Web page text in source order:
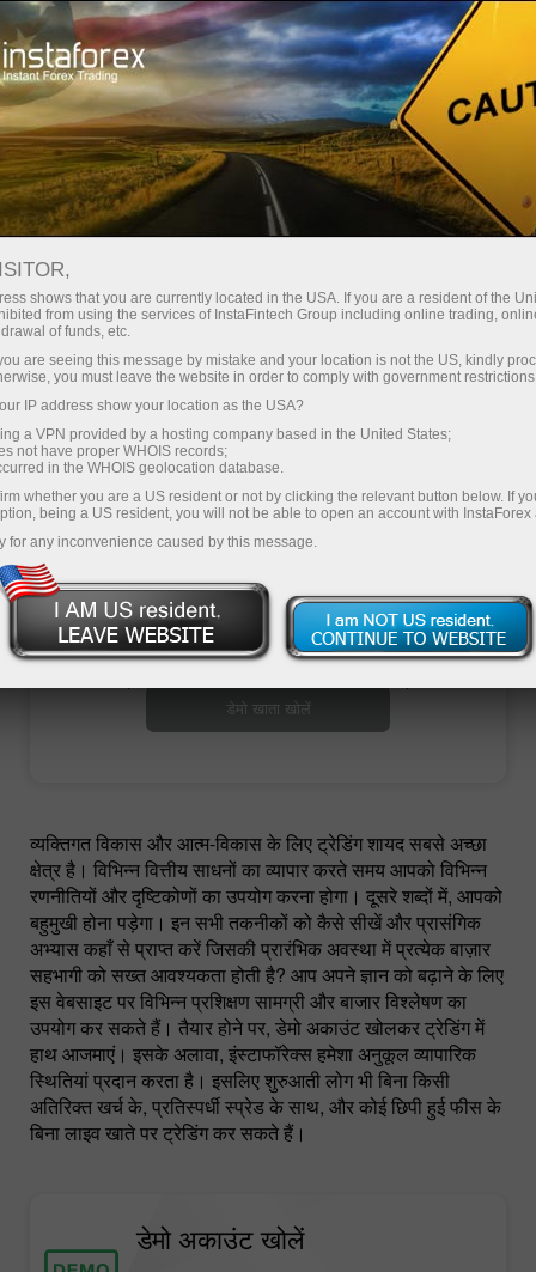
नए लोग
नए लोग
यह वेबपेज उन लोगों के लिए बहुत रुचिकर होगा जिन्होंने
ऑनलाइन ट्रेडिंग शुरू करने का फैसला किया है और वित्त की
दुनिया की यात्रा शुरू कर रहे हैं। याद रखें कि पेशेवर और
सफल ट्रेडर्स भी कभी आपकी तरह नए थे। उन्होंने ज़ीरो से
बाजार की मूल बातों को सीखना शुरू किया। सौभाग्य से, हमने
आपके लिए इस कार्य को सरल बना दिया है और एक
सुविधाजनक और आसानी से पढ़े जाने वाले प्रारूप में सबसे
उपयोगी सामग्री एकत्र की है।
ट्रेडिंग खाता खोलें
डेमो खाता खोलें
व्यक्तिगत विकास और आत्म-विकास के लिए ट्रेडिंग शायद सबसे अच्छा
क्षेत्र है। विभिन्न वित्तीय साधनों का व्यापार करते समय आपको विभिन्न
रणनीतियों और दृष्टिकोणों का उपयोग करना होगा। दूसरे शब्दों में, आपको
बहुमुखी होना पड़ेगा। इन सभी तकनीकों को कैसे सीखें और प्रासंगिक
अभ्यास कहाँ से प्राप्त करें जिसकी प्रारंभिक अवस्था में प्रत्येक बाज़ार
सहभागी को सख्त आवश्यकता होती है? आप अपने ज्ञान को बढ़ाने के लिए
इस वेबसाइट पर विभिन्न प्रशिक्षण सामग्री और बाजार विश्लेषण का
उपयोग कर सकते हैं। तैयार होने पर, डेमो अकाउंट खोलकर ट्रेडिंग में
हाथ आजमाएं। इसके अलावा, इंस्टाफॉरेक्स हमेशा अनुकूल व्यापारिक
स्थितियां प्रदान करता है। इसलिए शुरुआती लोग भी बिना किसी
अतिरिक्त खर्च के, प्रतिस्पर्धी स्प्रेड के साथ, और कोई छिपी हुई फीस के
बिना लाइव खाते पर ट्रेडिंग कर सकते हैं।
डेमो अकाउंट खोलें
shows that you are currently located in the USA. If you are a resident of the
from using the services of InstaFintech Group including online trading,
of funds, etc.
are seeing this message by mistake and your location is not the US, kindly
you must leave the website in order to comply with government
IP address show your location as the USA?
a VPN provided by a hosting company based in the United States;
not have proper WHOIS records;
in the WHOIS geolocation database.
whether you are a US resident or not by clicking the relevant button below. If
being a US resident, you will not be able to open an account with InstaForex
for any inconvenience caused by this message.